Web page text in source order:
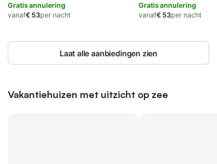
Gratis annulering
vanaf€ 53per nacht
Gratis annulering
vanaf€ 53per nacht
Laat alle aanbiedingen zien
Vakantiehuizen met uitzicht op zee